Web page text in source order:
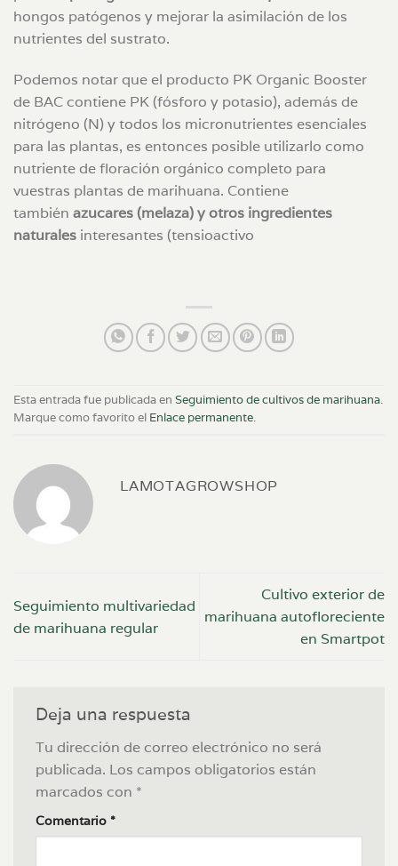
hongos patógenos y mejorar la asimilación de los
nutrientes del sustrato.
Podemos notar que el producto PK Organic Booster
de BAC contiene PK (fósforo y potasio), además de
nitrógeno (N) y todos los micronutrientes esenciales
para las plantas, es entonces posible utilizarlo como
nutriente de floración orgánico completo para
vuestras plantas de marihuana. Contiene
también azucares (melaza) y otros ingredientes
naturales interesantes (tensioactivo
Esta entrada fue publicada en Seguimiento de cultivos de marihuana.
Marque como favorito el Enlace permanente.
LAMOTAGROWSHOP
Seguimiento multivariedad
de marihuana regular
Cultivo exterior de
marihuana autofloreciente
en Smartpot
Deja una respuesta
Tu dirección de correo electrónico no será
publicada. Los campos obligatorios están
marcados con *
Comentario *